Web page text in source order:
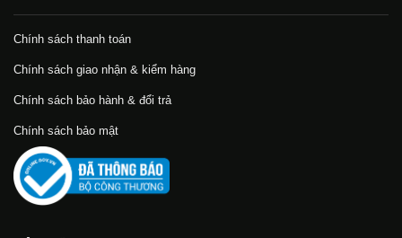
Chính sách thanh toán
Chính sách giao nhận & kiểm hàng
Chính sách bảo hành & đổi trả
Chính sách bảo mật